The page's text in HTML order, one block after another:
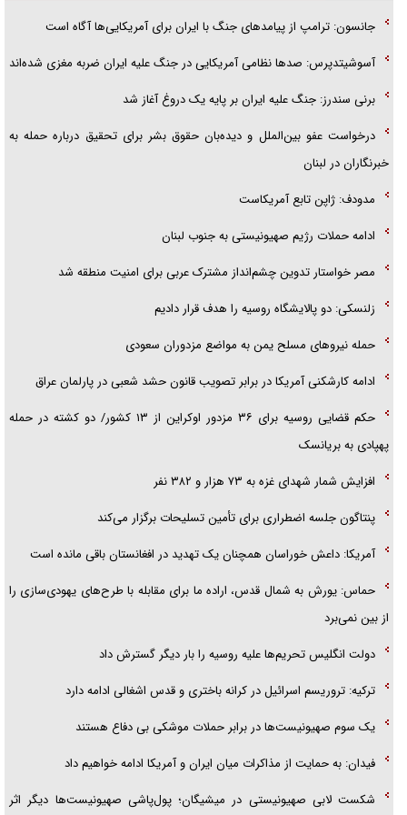
گزارش «جوان» از قوانین سخت‌گیرانه ۶ قاره در برابر یورش به پاسگاه‌های
جانسون: ترامپ از پیامد‌های جنگ با ایران برای آمریکایی‌ها آگاه است
آسوشیتدپرس: صد‌ها نظامی آمریکایی در جنگ علیه ایران ضربه مغزی شده‌اند
برنی سندرز: جنگ علیه ایران بر پایه یک دروغ آغاز شد
درخواست عفو بین‌الملل و دیده‌بان حقوق بشر برای تحقیق درباره حمله به
خبرنگاران در لبنان
مدودف: ژاپن تابع آمریکاست
ادامه حملات رژیم صهیونیستی به جنوب لبنان
مصر خواستار تدوین چشم‌انداز مشترک عربی برای امنیت منطقه شد
زلنسکی: دو پالایشگاه روسیه را هدف قرار دادیم
حمله نیرو‌های مسلح یمن به مواضع مزدوران سعودی
ادامه کارشکنی آمریکا در برابر تصویب قانون حشد شعبی در پارلمان عراق
حکم قضایی روسیه برای ۳۶ مزدور اوکراین از ۱۳ کشور/ دو کشته در حمله
پهپادی به بریانسک
افزایش شمار شهدای غزه به ۷۳ هزار و ۳۸۲ نفر
پنتاگون جلسه اضطراری برای تأمین تسلیحات برگزار می‌کند
آمریکا: داعش خوراسان همچنان یک تهدید در افغانستان باقی مانده است
حماس: یورش به شمال قدس، اراده ما برای مقابله با طرح‌های یهودی‌سازی را
از بین نمی‌برد
دولت انگلیس تحریم‌ها علیه روسیه را بار دیگر گسترش داد
ترکیه: تروریسم اسرائیل در کرانه باختری و قدس اشغالی ادامه دارد
یک سوم صهیونیست‌ها در برابر حملات موشکی بی دفاع هستند
فیدان: به حمایت از مذاکرات میان ایران و آمریکا ادامه خواهیم داد
شکست لابی صهیونیستی در میشیگان؛ پول‌پاشی صهیونیست‌ها دیگر اثر